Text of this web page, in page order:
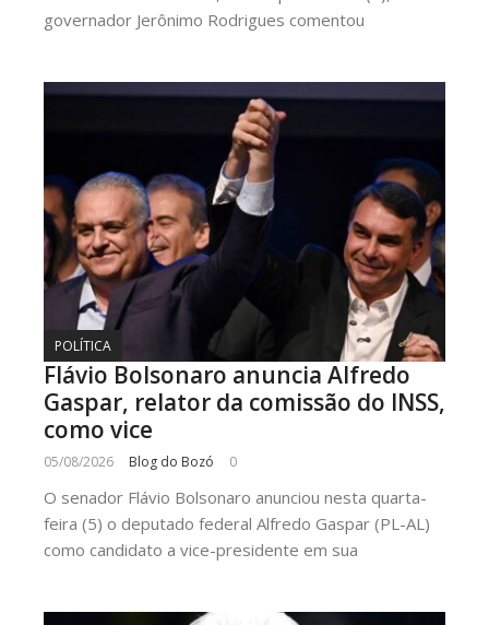
governador Jerônimo Rodrigues comentou
POLÍTICA
Flávio Bolsonaro anuncia Alfredo
Gaspar, relator da comissão do INSS,
como vice
05/08/2026 Blog do Bozó 0
O senador Flávio Bolsonaro anunciou nesta quarta-
feira (5) o deputado federal Alfredo Gaspar (PL-AL)
como candidato a vice-presidente em sua